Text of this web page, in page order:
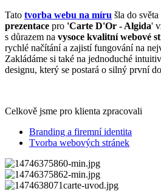
Tato tvorba webu na míru šla do
prezentace pro 'Carte D'Or - Algida'
s důrazem na vysoce kvalitní webové
rychlé načítání a zajistí fungování na
Zakládáme si také na jednoduché
designu, který se postará o silný první
Celkově jsme pro klienta zpracovali
Branding a firemní identita
Tvorba webových stránek